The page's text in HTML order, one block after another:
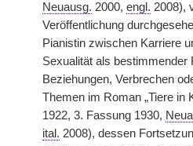
Neuausg. 2000, engl. 2008),
Veröffentlichung
Pianistin zwischen Karriere
Sexualität als bestimmender
Beziehungen, Verbrechen
Themen im Roman „Tiere in
1922, 3. Fassung 1930,
ital. 2008), dessen